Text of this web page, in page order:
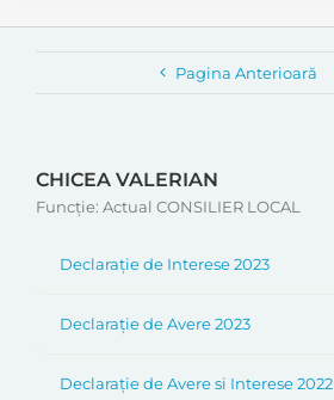
Pagina Anterioară
CHICEA VALERIAN
Funcție: Actual CONSILIER LOCAL
Declarație de Interese 2023
Declarație de Avere 2023
Declarație de Avere si Interese 2022